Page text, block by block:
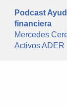
Podcast
financiera
Mercedes
Activos ADER